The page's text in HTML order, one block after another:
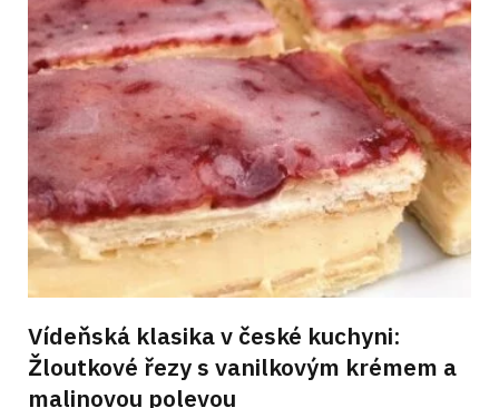
Vídeňská klasika v české kuchyni:
Žloutkové řezy s vanilkovým krémem a
malinovou polevou